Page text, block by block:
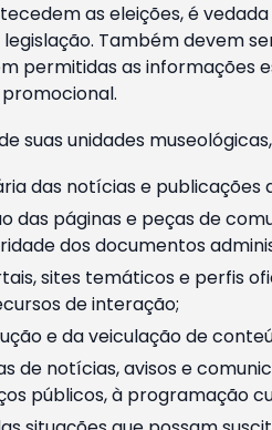
as eleições, é
Também devem
permitidas as informações
suas unidades
das notícias e publicações
das páginas e peças de
dos documentos
sites temáticos e perfis
de interação;
e da veiculação de
de notícias, avisos e
públicos, à programação